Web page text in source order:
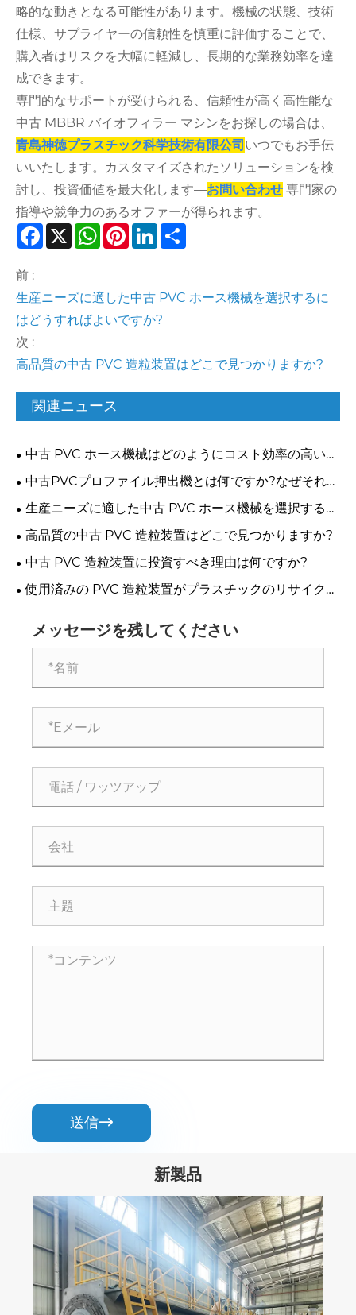
略的な動きとなる可能性があります。機械の状態、技術
仕様、サプライヤーの信頼性を慎重に評価することで、
購入者はリスクを大幅に軽減し、長期的な業務効率を達
成できます。
専門的なサポートが受けられる、信頼性が高く高性能な
中古 MBBR バイオフィラー マシンをお探しの場合は、
青島神徳プラスチック科学技術有限公司 いつでもお手伝
いいたします。カスタマイズされたソリューションを検
討し、投資価値を最大化します—お問い合わせ 専門家の
指導や競争力のあるオファーが得られます。
Facebook
X WhatsApp
PinterestLinkedIn
前 :
生産ニーズに適した中古 PVC ホース機械を選択するに
はどうすればよいですか?
次 :
高品質の中古 PVC 造粒装置はどこで見つかりますか?
関連ニュース
中古 PVC ホース機械はどのようにコスト効率の高い生
産を改善しますか?
中古PVCプロファイル押出機とは何ですか?なぜそれを
検討する必要がありますか?
生産ニーズに適した中古 PVC ホース機械を選択するに
はどうすればよいですか?
高品質の中古 PVC 造粒装置はどこで見つかりますか?
中古 PVC 造粒装置に投資すべき理由は何ですか?
使用済みの PVC 造粒装置がプラスチックのリサイクル
メッセージを残してください
送信
新製品